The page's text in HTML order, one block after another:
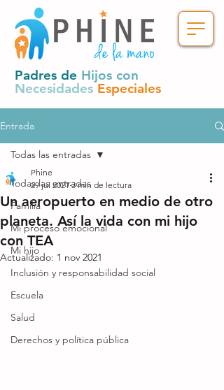
Padres de Hijos con
Necesidades Especiales
Entrada
Todas las entradas
Familia
Mi proceso emocional
Mi hijo
Inclusión y responsabilidad social
Escuela
Salud
Derechos y política pública
Todas las entradas
Un aeropuerto en medio de otro
planeta. Así la vida con mi hijo
con TEA
Phine
29 jul 2021 3 min de lectura
Actualizado: 1 nov 2021